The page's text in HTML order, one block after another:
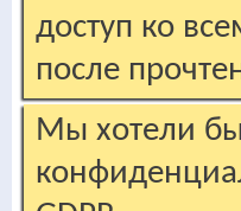
доступ ко
после
Мы хотели